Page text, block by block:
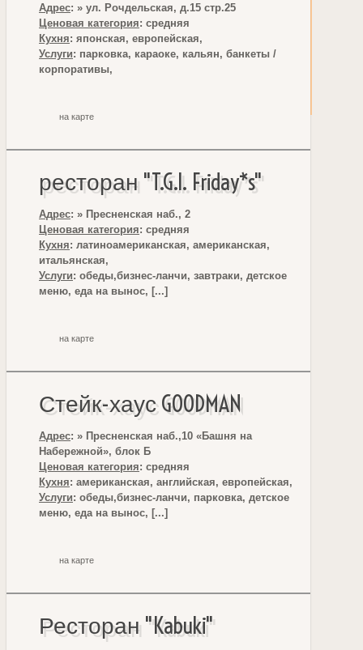
Адрес: » ул. Рочдельская, д.15 стр.25
Ценовая категория: средняя
Кухня: японская, европейская,
Услуги: парковка, караоке, кальян, банкеты /
корпоративы,
на карте
ресторан "T.G.I. Friday*s"
Адрес: » Пресненская наб., 2
Ценовая категория: средняя
Кухня: латиноамериканская, американская,
итальянская,
Услуги: обеды,бизнес-ланчи, завтраки, детское
меню, еда на вынос, [...]
на карте
Стейк-хаус GOODMAN
Адрес: » Пресненская наб.,10 «Башня на
Набережной», блок Б
Ценовая категория: средняя
Кухня: американская, английская, европейская,
Услуги: обеды,бизнес-ланчи, парковка, детское
меню, еда на вынос, [...]
на карте
Ресторан "Kabuki"